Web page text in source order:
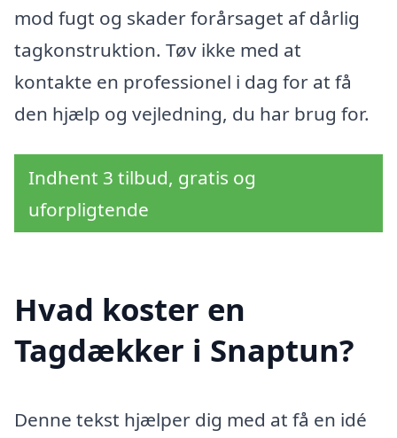
mod fugt og skader forårsaget af dårlig
tagkonstruktion. Tøv ikke med at
kontakte en professionel i dag for at få
den hjælp og vejledning, du har brug for.
Indhent 3 tilbud, gratis og
uforpligtende
Hvad koster en
Tagdækker i Snaptun?
Denne tekst hjælper dig med at få en idé